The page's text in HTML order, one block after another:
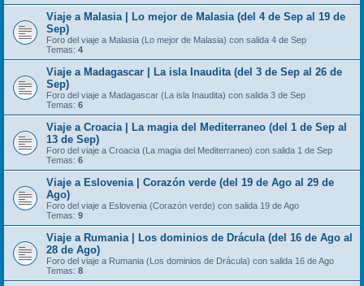
Viaje a Malasia | Lo mejor de Malasia (del 4 de Sep al 19 de
Sep)
Foro del viaje a Malasia (Lo mejor de Malasia) con salida 4 de Sep
Temas: 4
Viaje a Madagascar | La isla Inaudita (del 3 de Sep al 26 de
Sep)
Foro del viaje a Madagascar (La isla Inaudita) con salida 3 de Sep
Temas: 6
Viaje a Croacia | La magia del Mediterraneo (del 1 de Sep al
13 de Sep)
Foro del viaje a Croacia (La magia del Mediterraneo) con salida 1 de Sep
Temas: 6
Viaje a Eslovenia | Corazón verde (del 19 de Ago al 29 de
Ago)
Foro del viaje a Eslovenia (Corazón verde) con salida 19 de Ago
Temas: 9
Viaje a Rumania | Los dominios de Drácula (del 16 de Ago al
28 de Ago)
Foro del viaje a Rumania (Los dominios de Drácula) con salida 16 de Ago
Temas: 8